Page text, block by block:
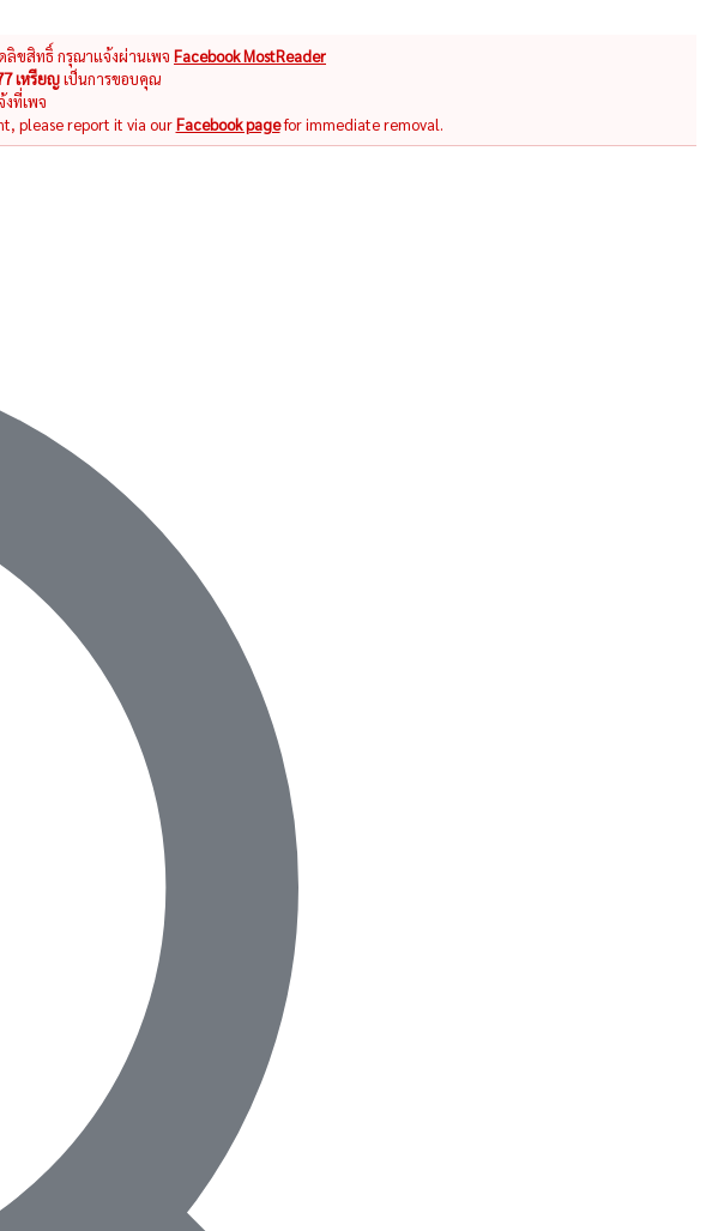
ลิขสิทธิ์ กรุณาแจ้งผ่านเพจ Facebook MostReader
เหรียญเป็นการขอบคุณ
ที่เพจ
please report it via ourFacebook pagefor immediate removal.